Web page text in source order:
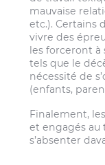
mauvaise
etc.). Certains
vivre des
les forceront à
tels que le
nécessité de
(enfants,
Finalement,
et engagés au
s’absenter